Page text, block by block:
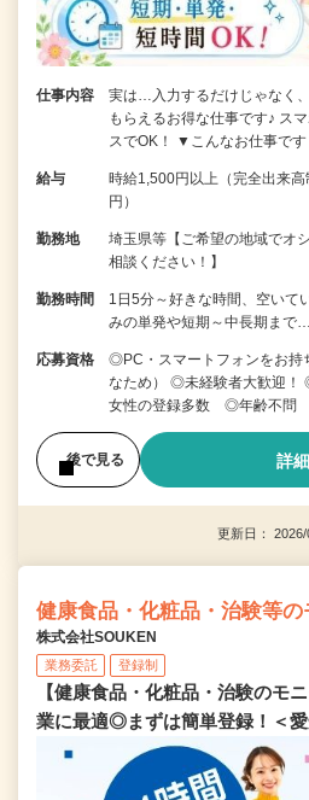
仕事内容
実は…入力するだけじゃなく
もらえるお得な仕事です♪ ス
スでOK！ ▼こんなお仕事で
給与
時給1,500円以上（完全出来
円）
勤務地
埼玉県等【ご希望の地域でオ
相談ください！】
勤務時間
1日5分～好きな時間、空い
みの単発や短期～中長期まで…
応募資格
◎PC・スマートフォンをお
なため） ◎未経験者大歓迎
女性の登録多数 ◎年齢不問
後で見る 詳
更新日：
健康食品・化粧品・治験等の
株式会社SOUKEN
業務委託 登録制
【健康食品・化粧品・治験のモ
業に最適◎まずは簡単登録！＜愛